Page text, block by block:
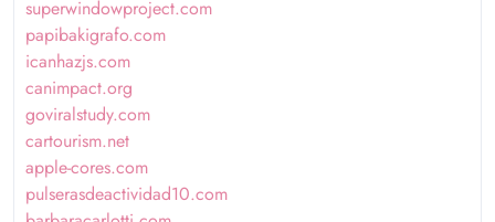
superwindowproject.com
papibakigrafo.com
icanhazjs.com
canimpact.org
goviralstudy.com
cartourism.net
apple-cores.com
pulserasdeactividad10.com